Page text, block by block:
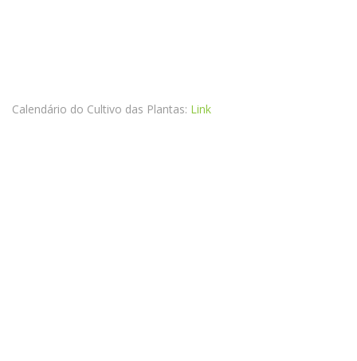
Calendário do Cultivo das Plantas: Link